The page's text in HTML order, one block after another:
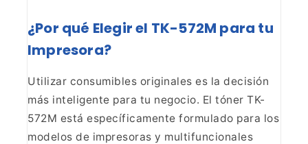
¿Por qué Elegir el TK-572M para tu
Impresora?
Utilizar consumibles originales es la decisión
más inteligente para tu negocio. El tóner TK-
572M está específicamente formulado para los
modelos de impresoras y multifuncionales